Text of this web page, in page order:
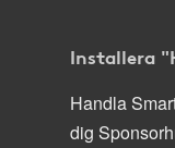
Installera
Handla
dig